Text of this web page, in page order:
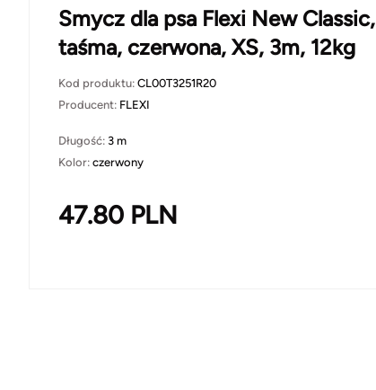
Smycz dla psa Flexi New Classic,
taśma, czerwona, XS, 3m, 12kg
Kod produktu: CL00T3251R20
Producent: FLEXI
Długość: 3 m
Kolor: czerwony
47.80 PLN